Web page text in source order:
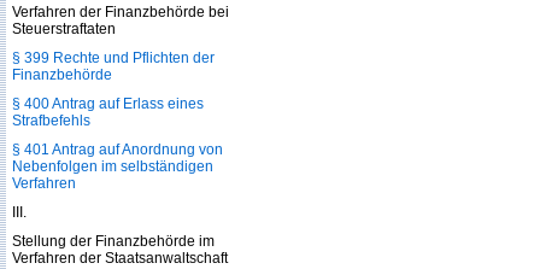
Verfahren der Finanzbehörde bei
Steuerstraftaten
§ 399 Rechte und Pflichten der
Finanzbehörde
§ 400 Antrag auf Erlass eines
Strafbefehls
§ 401 Antrag auf Anordnung von
Nebenfolgen im selbständigen
Verfahren
III.
Stellung der Finanzbehörde im
Verfahren der Staatsanwaltschaft